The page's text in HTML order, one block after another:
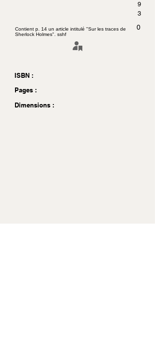
9
3
0
ISBN :
Pages :
Dimensions :
Contient p. 14 un article intitulé "Sur les traces de
Sherlock Holmes". sshf